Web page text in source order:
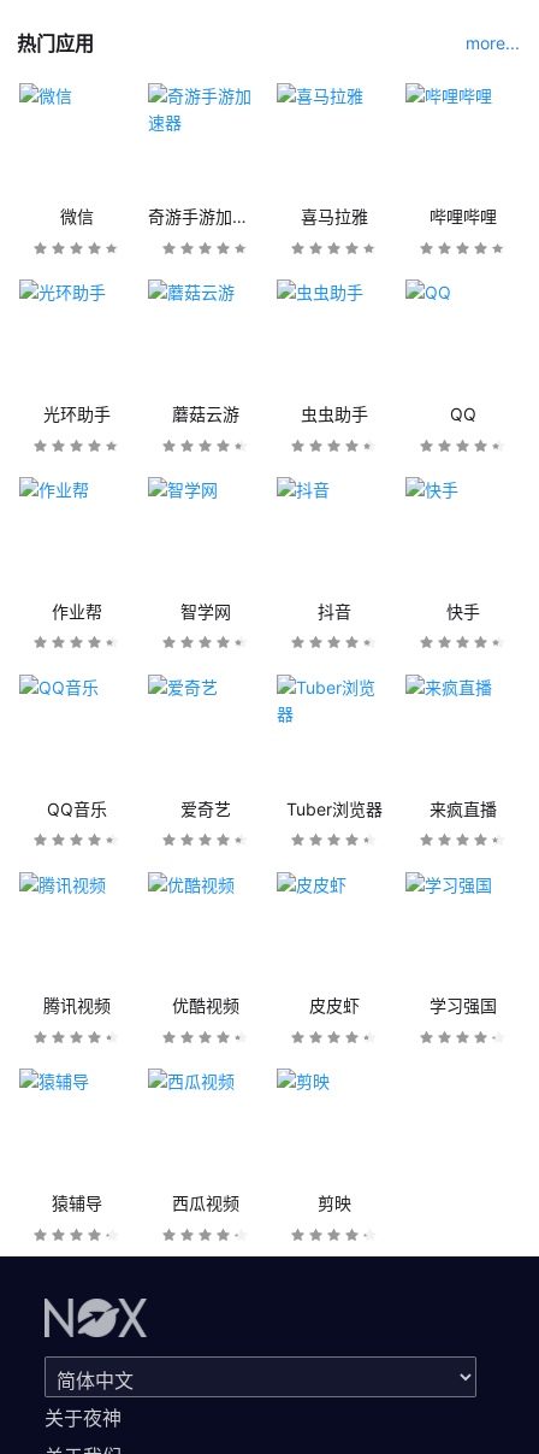
热门应用 more...
微信 奇游手游加速器 喜马拉雅 哔哩哔哩
光环助手 蘑菇云游 虫虫助手 QQ
作业帮 智学网 抖音 快手
QQ音乐 爱奇艺 Tuber浏览器 来疯直播
腾讯视频 优酷视频 皮皮虾 学习强国
猿辅导 西瓜视频 剪映
关于夜神